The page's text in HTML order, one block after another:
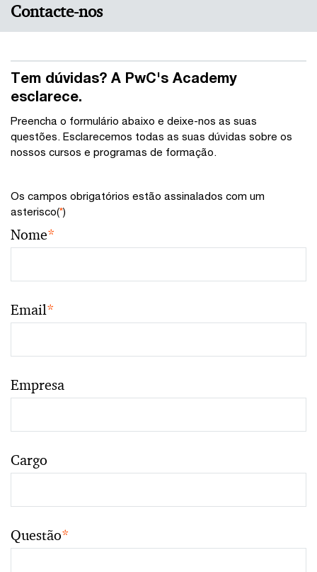
Contacte-nos
Tem dúvidas? A PwC's Academy
esclarece.
Preencha o formulário abaixo e deixe-nos as suas
questões. Esclarecemos todas as suas dúvidas sobre os
nossos cursos e programas de formação.
Os campos obrigatórios estão assinalados com um
asterisco(*)
Nome*
Email*
Empresa
Cargo
Questão*